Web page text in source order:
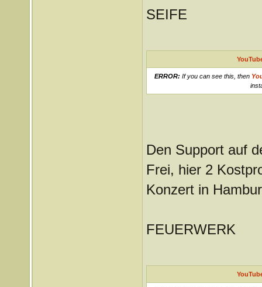
SEIFE
ERROR: If you can see this, then
Den Support auf
Frei, hier 2
Konzert in
FEUERWERK